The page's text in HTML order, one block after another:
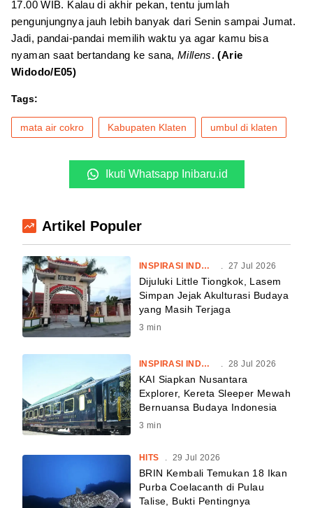
17.00 WIB. Kalau di akhir pekan, tentu jumlah
pengunjungnya jauh lebih banyak dari Senin sampai Jumat.
Jadi, pandai-pandai memilih waktu ya agar kamu bisa
nyaman saat bertandang ke sana, Millens.(Arie
Widodo/E05)
Tags:
mata air cokro Kabupaten Klaten umbul di klaten
Ikuti Whatsapp Inibaru.id
Artikel Populer
INSPIRASI INDONESIA . 27 Jul 2026
Dijuluki Little Tiongkok, Lasem
Simpan Jejak Akulturasi Budaya
yang Masih Terjaga
3 min
INSPIRASI INDONESIA . 28 Jul 2026
KAI Siapkan Nusantara
Explorer, Kereta Sleeper Mewah
Bernuansa Budaya Indonesia
3 min
HITS . 29 Jul 2026
BRIN Kembali Temukan 18 Ikan
Purba Coelacanth di Pulau
Talise, Bukti Pentingnya